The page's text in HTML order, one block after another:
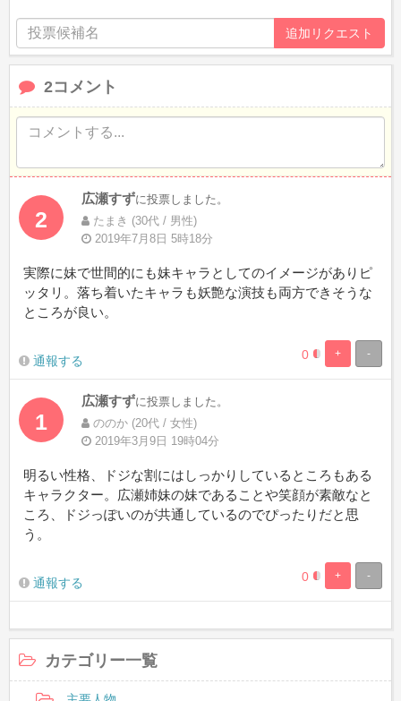
2コメント
2
広瀬すずに投票しました。
たまき (30代 / 男性)
2019年7月8日 5時18分
実際に妹で世間的にも妹キャラとしてのイメージがありピ
ッタリ。落ち着いたキャラも妖艶な演技も両方できそうな
ところが良い。
-
+
25%
75%
0
通報する
1
広瀬すずに投票しました。
ののか (20代 / 女性)
2019年3月9日 19時04分
明るい性格、ドジな割にはしっかりしているところもある
キャラクター。広瀬姉妹の妹であることや笑顔が素敵なと
ころ、ドジっぽいのが共通しているのでぴったりだと思
う。
-
+
25%
75%
0
通報する
カテゴリー一覧